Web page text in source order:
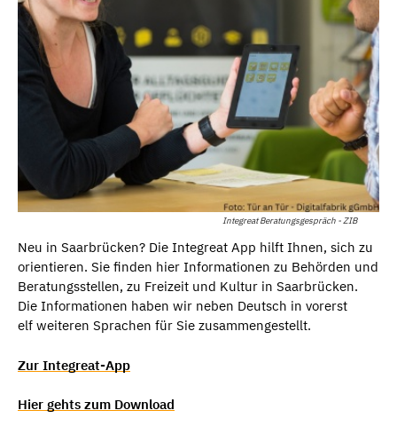
Integreat Beratungsgespräch - ZIB
Neu in Saarbrücken? Die Integreat App hilft Ihnen, sich zu
orientieren. Sie finden hier Informationen zu Behörden und
Beratungsstellen, zu Freizeit und Kultur in Saarbrücken.
Die Informationen haben wir neben Deutsch in vorerst
elf weiteren Sprachen für Sie zusammengestellt.
Zur Integreat-App
Hier gehts zum Download